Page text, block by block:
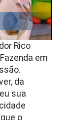
Rico
em
da
sua
o